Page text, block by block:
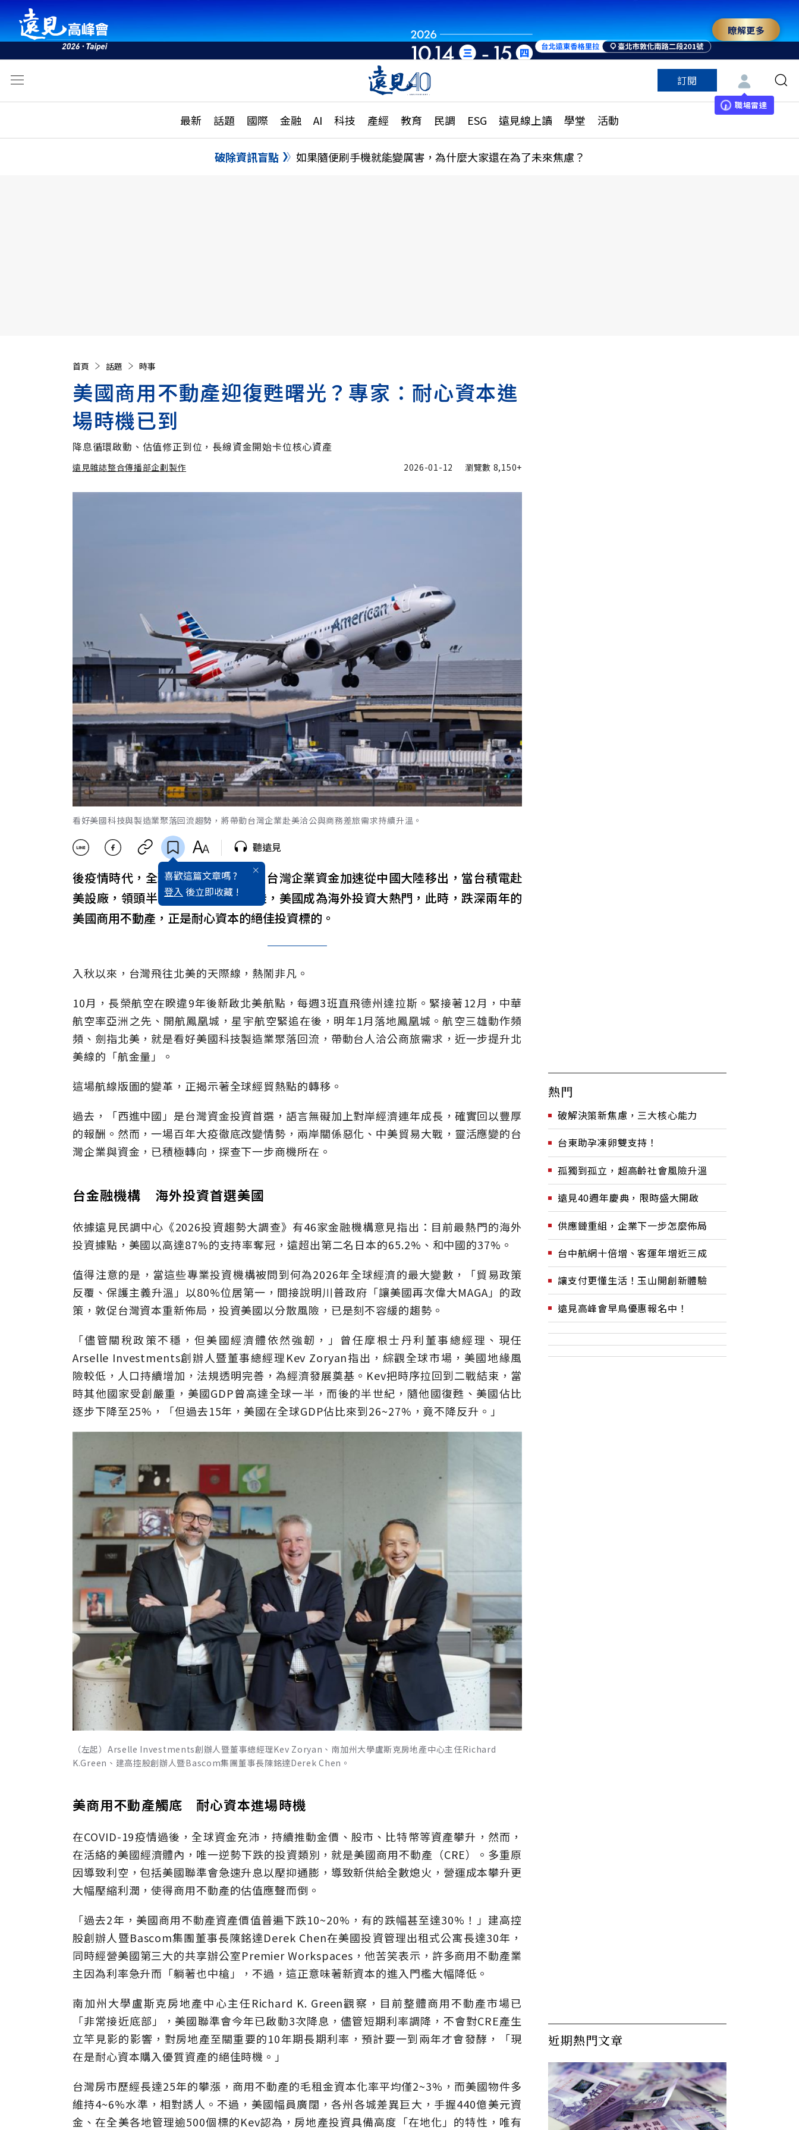
瞭解更多
訂閱
職場雷達
最新 話題 國際 金融 AI 科技 產經 教育 民調 ESG 遠見線上讀 學堂 活動
活動
話題
國際
特輯
大學升學、職涯攻略
縣市施政調查全解析
更多訂閱方案
特色頻道
破除資訊盲點 如果隨便刷手機就能變厲害，為什麼大家還在為了未來焦慮？
首頁 話題 時事
美國商用不動產迎復甦曙光？專家：耐心資本進
場時機已到
降息循環啟動、估值修正到位，長線資金開始卡位核心資產
遠見雜誌整合傳播部企劃製作 2026-01-12 瀏覽數 8,150+
看好美國科技與製造業聚落回流趨勢，將帶動台灣企業赴美洽公與商務差旅需求持續升溫。
喜歡這篇文章嗎 ?
登入 後立即收藏 !
聽遠見
後疫情時代，全球經貿版圖大挪移，台灣企業資金加速從中國大陸移出，當台積電赴
美設廠，領頭半導體上下游台廠遷徙，美國成為海外投資大熱門，此時，跌深兩年的
美國商用不動產，正是耐心資本的絕佳投資標的。
入秋以來，台灣飛往北美的天際線，熱鬧非凡。
10月，長榮航空在睽違9年後新啟北美航點，每週3班直飛德州達拉斯。緊接著12月，中華
航空率亞洲之先、開航鳳凰城，星宇航空緊追在後，明年1月落地鳳凰城。航空三雄動作頻
頻、劍指北美，就是看好美國科技製造業聚落回流，帶動台人洽公商旅需求，近一步提升北
美線的「航金量」。
這場航線版圖的變革，正揭示著全球經貿熱點的轉移。
過去，「西進中國」是台灣資金投資首選，語言無礙加上對岸經濟連年成長，確實回以豐厚
的報酬。然而，一場百年大疫徹底改變情勢，兩岸關係惡化、中美貿易大戰，靈活應變的台
灣企業與資金，已積極轉向，探查下一步商機所在。
台金融機構 海外投資首選美國
依據遠見民調中心《2026投資趨勢大調查》有46家金融機構意見指出：目前最熱門的海外
投資據點，美國以高達87%的支持率奪冠，遠超出第二名日本的65.2%、和中國的37%。
值得注意的是，當這些專業投資機構被問到何為2026年全球經濟的最大變數，「貿易政策
反覆、保護主義升溫」以80%位居第一，間接說明川普政府「讓美國再次偉大MAGA」的政
策，敦促台灣資本重新佈局，投資美國以分散風險，已是刻不容緩的趨勢。
「儘管關稅政策不穩，但美國經濟體依然強韌，」曾任摩根士丹利董事總經理、現任
Arselle Investments創辦人暨董事總經理Kev Zoryan指出，綜觀全球市場，美國地緣風
險較低，人口持續增加，法規透明完善，為經濟發展奠基。Kev把時序拉回到二戰結束，當
時其他國家受創嚴重，美國GDP曾高達全球一半，而後的半世紀，隨他國復甦、美國佔比
逐步下降至25%，「但過去15年，美國在全球GDP佔比來到26~27%，竟不降反升。」
（左起）Arselle Investments創辦人暨董事總經理Kev Zoryan、南加州大學盧斯克房地產中心主任Richard
K.Green、建高控股創辦人暨Bascom集團董事長陳銘達Derek Chen。
美商用不動產觸底 耐心資本進場時機
在COVID-19疫情過後，全球資金充沛，持續推動金價、股市、比特幣等資產攀升，然而，
在活絡的美國經濟體內，唯一逆勢下跌的投資類別，就是美國商用不動產（CRE）。多重原
因導致利空，包括美國聯準會急速升息以壓抑通膨，導致新供給全數熄火，營運成本攀升更
大幅壓縮利潤，使得商用不動產的估值應聲而倒。
「過去2年，美國商用不動產資產價值普遍下跌10~20%，有的跌幅甚至達30%！」建高控
股創辦人暨Bascom集團董事長陳銘達Derek Chen在美國投資管理出租式公寓長達30年，
同時經營美國第三大的共享辦公室Premier Workspaces，他苦笑表示，許多商用不動產業
主因為利率急升而「躺著也中槍」，不過，這正意味著新資本的進入門檻大幅降低。
南加州大學盧斯克房地產中心主任Richard K. Green觀察，目前整體商用不動產市場已
「非常接近底部」，美國聯準會今年已啟動3次降息，儘管短期利率調降，不會對CRE產生
立竿見影的影響，對房地產至關重要的10年期長期利率，預計要一到兩年才會發酵，「現
在是耐心資本購入優質資產的絕佳時機。」
台灣房市歷經長達25年的攀漲，商用不動產的毛租金資本化率平均僅2~3%，而美國物件多
維持4~6%水準，相對誘人。不過，美國幅員廣闊，各州各城差異巨大，手握440億美元資
金、在全美各地管理逾500個標的Kev認為，房地產投資具備高度「在地化」的特性，唯有
熱門
破解決策新焦慮，三大核心能力
台東助孕凍卵雙支持！
孤獨到孤立，超高齡社會風險升溫
遠見40週年慶典，限時盛大開啟
供應鏈重組，企業下一步怎麼佈局
台中航網十倍增、客運年增近三成
讓支付更懂生活！玉山開創新體驗
遠見高峰會早鳥優惠報名中！
近期熱門文章